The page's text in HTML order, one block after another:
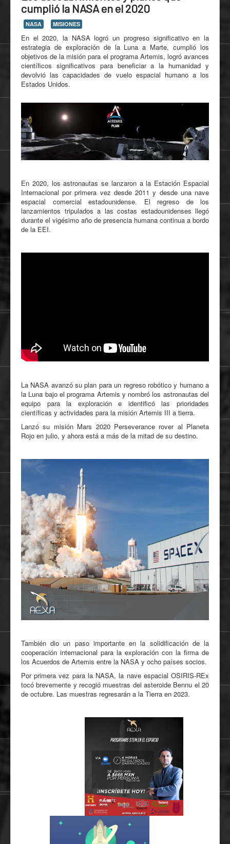
cumplió la NASA en el 2020
NASA MISIONES
En el 2020, la NASA logró un progreso significativo en la
estrategia de exploración de la Luna a Marte, cumplió los
objetivos de la misión para el programa Artemis, logró avances
científicos significativos para beneficiar a la humanidad y
devolvió las capacidades de vuelo espacial humano a los
Estados Unidos.
En 2020, los astronautas se lanzaron a la Estación Espacial
Internacional por primera vez desde 2011 y desde una nave
espacial comercial estadounidense. El regreso de los
lanzamientos tripulados a las costas estadounidenses llegó
durante el vigésimo año de presencia humana continua a bordo
de la EEI.
La NASA avanzó su plan para un regreso robótico y humano a
la Luna bajo el programa Artemis y nombró los astronautas del
equipo para la exploración e identificó las prioridades
científicas y actividades para la misión Artemis III a tierra.
Lanzó su misión Mars 2020 Perseverance rover al Planeta
Rojo en julio, y ahora está a más de la mitad de su destino.
También dio un paso importante en la solidificación de la
cooperación internacional para la exploración con la firma de
los Acuerdos de Artemis entre la NASA y ocho países socios.
Por primera vez para la NASA, la nave espacial OSIRIS-REx
tocó brevemente y recogió muestras del asteroide Bennu el 20
de octubre. Las muestras regresarán a la Tierra en 2023.